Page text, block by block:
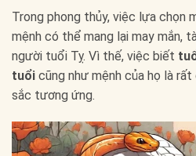
Trong phong thủy, việc lựa chọn
mệnh có thể mang lại may mắn,
người tuổi Tỵ. Vì thế, việc biết
tuổi cũng như mệnh của họ là
sắc tương ứng.